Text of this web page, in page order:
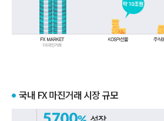
국내 FX 마진거래 시장 규모